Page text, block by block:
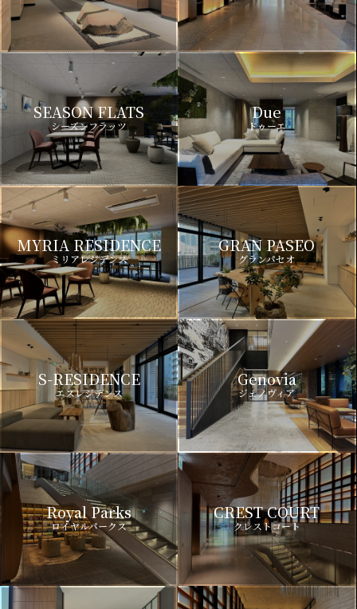
SEASON FLATS
シーズンフラッツ
Due
ドゥーエ
MYRIA RESIDENCE
ミリアレジデンス
GRAN PASEO
グランパセオ
S-RESIDENCE
エスレジデンス
Genovia
ジェノヴィア
Royal Parks
ロイヤルパークス
CREST COURT
クレストコート